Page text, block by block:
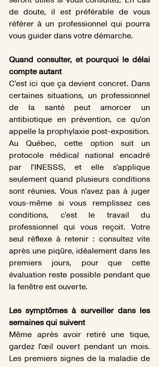
de doute, il est préférable de vous
référer à un professionnel qui pourra
vous guider dans votre démarche.
Quand consulter, et pourquoi le délai
compte autant
C'est ici que ça devient concret. Dans
certaines situations, un professionnel
de la santé peut amorcer un
antibiotique en prévention, ce qu'on
appelle la prophylaxie post-exposition.
Au Québec, cette option suit un
protocole médical national encadré
par l'INESSS, et elle s'applique
seulement quand plusieurs conditions
sont réunies. Vous n'avez pas à juger
vous-même si vous remplissez ces
conditions, c'est le travail du
professionnel qui vous reçoit. Votre
seul réflexe à retenir : consultez vite
après une piqûre, idéalement dans les
premiers jours, pour que cette
évaluation reste possible pendant que
la fenêtre est ouverte.
Les symptômes à surveiller dans les
semaines qui suivent
Même après avoir retiré une tique,
gardez l'œil ouvert pendant un mois.
Les premiers signes de la maladie de